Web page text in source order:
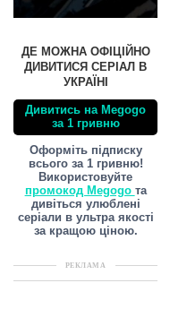
ДЕ МОЖНА ОФІЦІЙНО
ДИВИТИСЯ СЕРІАЛ В
УКРАЇНІ
Дивитись на Megogo
за 1 гривню
Оформіть підписку
всього за 1 гривню!
Використовуйте
промокод Megogo та
дивіться улюблені
серіали в ультра якості
за кращою ціною.
РЕКЛАМА